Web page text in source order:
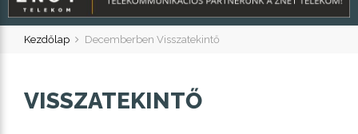
Kezdőlap Decemberben Visszatekintő
VISSZATEKINTŐ